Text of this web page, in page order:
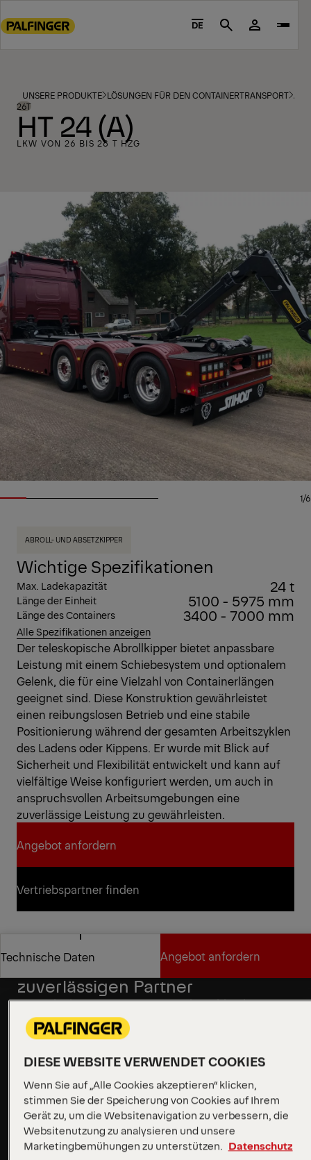
to
footer
content
DE Search
UNSERE PRODUKTE LÖSUNGEN FÜR DEN CONTAINERTRANSPORT
26T
HT 24 (A)
LKW VON 26 BIS 28 T HZG
1/6
ABROLL- UND ABSETZKIPPER
Wichtige Spezifikationen
Max. Ladekapazität 24 t
Länge der Einheit 5100 - 5975 mm
Länge des Containers 3400 - 7000 mm
Alle Spezifikationen anzeigen
Der teleskopische Abrollkipper bietet anpassbare
Leistung mit einem Schiebesystem und optionalem
Gelenk, die für eine Vielzahl von Containerlängen
geeignet sind. Diese Konstruktion gewährleistet
einen reibungslosen Betrieb und eine stabile
Positionierung während der gesamten Arbeitszyklen
des Ladens oder Kippens. Er wurde mit Blick auf
Sicherheit und Flexibilität entwickelt und kann auf
vielfältige Weise konfiguriert werden, um auch in
anspruchsvollen Arbeitsumgebungen eine
zuverlässige Leistung zu gewährleisten.
Angebot anfordern
Angebot anfordern
Vertriebspartner finden
Vertriebspartner finden
Technische Daten
Technische Daten
Angebot anfordern
Angebot anfordern
Vielseitigkeit für einen
zuverlässigen Partner
Das Schiebearmsystem passt sich problemlos an
Container unterschiedlicher Längen an und bietet
Flexibilität für eine Vielzahl von Anwendungen.
Dieses intelligente Design gewährleistet eine
reibungslose, intuitive Bedienung, passt sich schnell
an unterschiedliche Anforderungen an und ist ein
verlässlicher Partner für effiziente und zuverlässige
Leistung.
Mehr erfahren
DIESE WEBSITE VERWENDET COOKIES
Wenn Sie auf „Alle Cookies akzeptieren“ klicken,
stimmen Sie der Speicherung von Cookies auf Ihrem
Gerät zu, um die Websitenavigation zu verbessern, die
Websitenutzung zu analysieren und unsere
Marketingbemühungen zu unterstützen.
Datenschutz